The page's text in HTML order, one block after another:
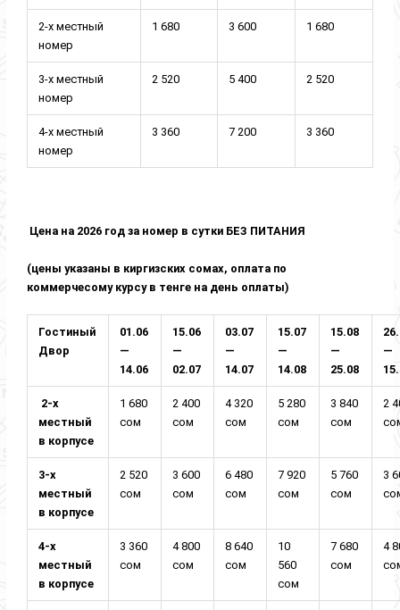
2-х местный
номер
1 680 3 600 1 680
3-х местный
номер
2 520 5 400 2 520
4-х местный
номер
3 360 7 200 3 360
Цена на 2026 год за номер в сутки БЕЗ ПИТАНИЯ
(цены указаны в киргизских сомах, оплата по
коммерчесому курсу в тенге на день оплаты)
Гостиный
Двор
01.06
—
14.06
15.06
—
02.07
03.07
—
14.07
15.07
—
14.08
15.08
—
25.08
—
2-х
местный
в корпусе
1 680
сом
2 400
сом
4 320
сом
5 280
сом
3 840
сом
2
3-х
местный
в корпусе
2 520
сом
3 600
сом
6 480
сом
7 920
сом
5 760
сом
3
4-х
местный
в корпусе
3 360
сом
4 800
сом
8 640
сом
10
560
сом
7 680
сом
4